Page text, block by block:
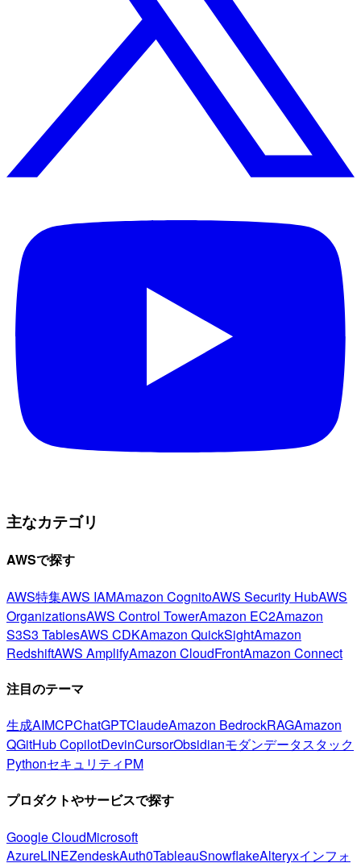
主なカテゴリ
AWSで探す
AWS特集AWS IAMAmazon CognitoAWS Security HubAWS
OrganizationsAWS Control TowerAmazon EC2Amazon
S3S3 TablesAWS CDKAmazon QuickSightAmazon
RedshiftAWS AmplifyAmazon CloudFrontAmazon Connect
注目のテーマ
生成AIMCPChatGPTClaudeAmazon BedrockRAGAmazon
QGitHub CopilotDevinCursorObsidianモダンデータスタック
PythonセキュリティPM
プロダクトやサービスで探す
Google CloudMicrosoft
AzureLINEZendeskAuth0TableauSnowflakeAlteryxインフォ